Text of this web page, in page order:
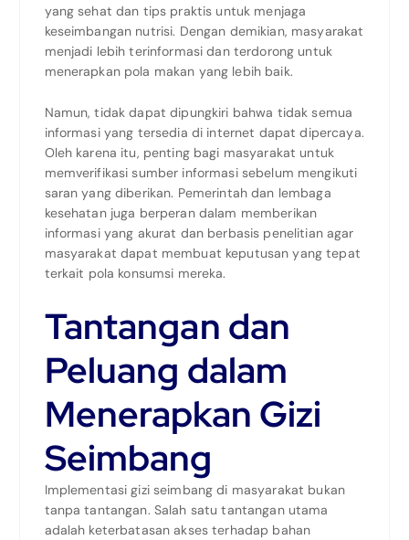
yang sehat dan tips praktis untuk menjaga
keseimbangan nutrisi. Dengan demikian, masyarakat
menjadi lebih terinformasi dan terdorong untuk
menerapkan pola makan yang lebih baik.
Namun, tidak dapat dipungkiri bahwa tidak semua
informasi yang tersedia di internet dapat dipercaya.
Oleh karena itu, penting bagi masyarakat untuk
memverifikasi sumber informasi sebelum mengikuti
saran yang diberikan. Pemerintah dan lembaga
kesehatan juga berperan dalam memberikan
informasi yang akurat dan berbasis penelitian agar
masyarakat dapat membuat keputusan yang tepat
terkait pola konsumsi mereka.
Tantangan dan
Peluang dalam
Menerapkan Gizi
Seimbang
Implementasi gizi seimbang di masyarakat bukan
tanpa tantangan. Salah satu tantangan utama
adalah keterbatasan akses terhadap bahan